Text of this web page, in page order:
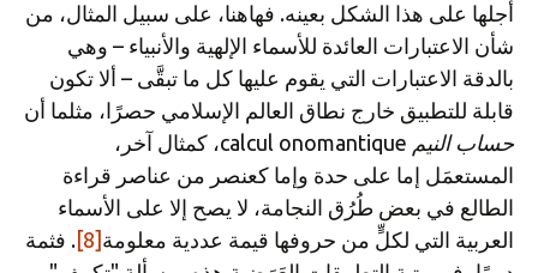
أجلها على هذا الشكل بعينه. فهاهنا، على سبيل المثال، من
شأن الاعتبارات العائدة للأسماء الإلهية والأنبياء – وهي
بالدقة الاعتبارات التي يقوم عليها كل ما تبقَّى – ألا تكون
قابلة للتطبيق خارج نطاق العالم الإسلامي حصرًا، مثلما أن
حساب النيم
calcul onomantique، كمثال آخر،
المستعمَل إما على حدة وإما كعنصر من عناصر قراءة
الطالع في بعض طُرُق النجامة، لا يصح إلا على الأسماء
العربية التي لكلٍّ من حروفها قيمة عددية معلومة [8]
. فثمة